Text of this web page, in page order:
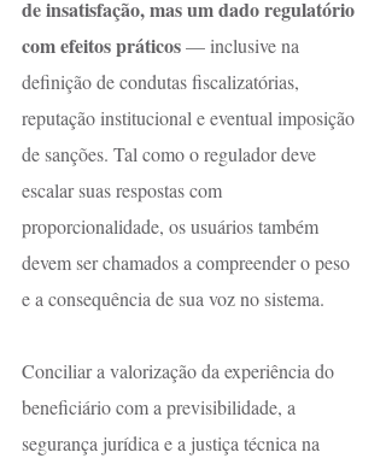
de insatisfação, mas um dado regulatório
com efeitos práticos — inclusive na
definição de condutas fiscalizatórias,
reputação institucional e eventual imposição
de sanções. Tal como o regulador deve
escalar suas respostas com
proporcionalidade, os usuários também
devem ser chamados a compreender o peso
e a consequência de sua voz no sistema.
Conciliar a valorização da experiência do
beneficiário com a previsibilidade, a
segurança jurídica e a justiça técnica na